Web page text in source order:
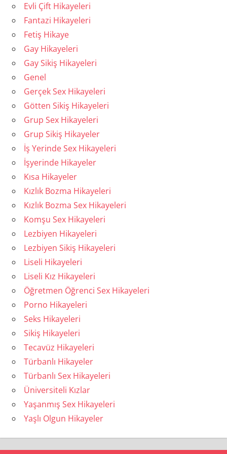
Evli Çift Hikayeleri
Fantazi Hikayeleri
Fetiş Hikaye
Gay Hikayeleri
Gay Sikiş Hikayeleri
Genel
Gerçek Sex Hikayeleri
Götten Sikiş Hikayeleri
Grup Sex Hikayeleri
Grup Sikiş Hikayeler
İş Yerinde Sex Hikayeleri
İşyerinde Hikayeler
Kısa Hikayeler
Kızlık Bozma Hikayeleri
Kızlık Bozma Sex Hikayeleri
Komşu Sex Hikayeleri
Lezbiyen Hikayeleri
Lezbiyen Sikiş Hikayeleri
Liseli Hikayeleri
Liseli Kız Hikayeleri
Öğretmen Öğrenci Sex Hikayeleri
Porno Hikayeleri
Seks Hikayeleri
Sikiş Hikayeleri
Tecavüz Hikayeleri
Türbanlı Hikayeler
Türbanlı Sex Hikayeleri
Üniversiteli Kızlar
Yaşanmış Sex Hikayeleri
Yaşlı Olgun Hikayeler